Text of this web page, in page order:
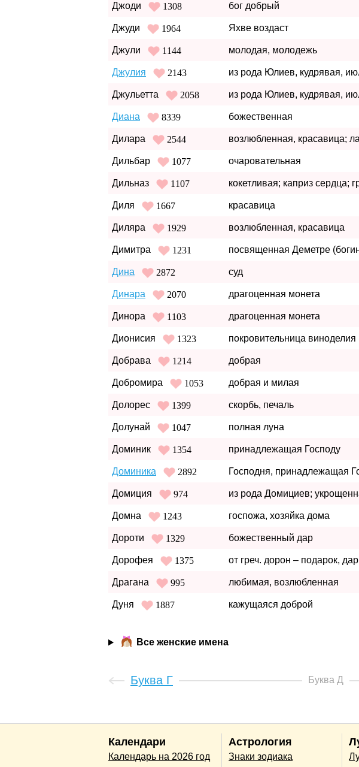
Джоди 1308 бог добрый
Джуди 1964 Яхве воздаст
Джули 1144 молодая, молодежь
Джулия 2143 из рода Юлиев, кудрявая,
Джульетта 2058 из рода Юлиев, кудрявая,
Диана 8339 божественная
Дилара 2544 возлюбленная, красавица;
Дильбар 1077 очаровательная
Дильназ 1107 кокетливая; каприз сердца;
Диля 1667 красавица
Диляра 1929 возлюбленная, красавица
Димитра 1231 посвященная Деметре
Дина 2872 суд
Динара 2070 драгоценная монета
Динора 1103 драгоценная монета
Дионисия 1323 покровительница виноделия
Добрава 1214 добрая
Добромира 1053 добрая и милая
Долорес 1399 скорбь, печаль
Долунай 1047 полная луна
Доминик 1354 принадлежащая Господу
Доминика 2892 Господня, принадлежащая
Домиция 974 из рода Домициев;
Домна 1243 госпожа, хозяйка дома
Дороти 1329 божественный дар
Дорофея 1375 от греч. дорон – подарок,
Драгана 995 любимая, возлюбленная
Дуня 1887 кажущаяся доброй
Все женские имена
Буква Г Буква Д
Календари
Календарь на 2026 год
Астрология
Знаки зодиака